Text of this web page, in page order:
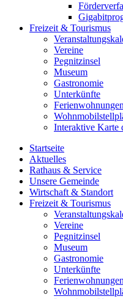
Freizeit & Tourismus
Vereine
Pegnitzinsel
Museum
Gastronomie
Unterkünfte
Ferienwohnungen
Interaktive Karte
Startseite
Aktuelles
Rathaus & Service
Unsere Gemeinde
Wirtschaft & Standort
Freizeit & Tourismus
Vereine
Pegnitzinsel
Museum
Gastronomie
Unterkünfte
Ferienwohnungen